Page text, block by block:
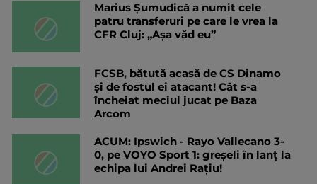
Marius Șumudică a numit cele
patru transferuri pe care le vrea la
CFR Cluj: „Aşa văd eu”
FCSB, bătută acasă de CS Dinamo
și de fostul ei atacant! Cât s-a
încheiat meciul jucat pe Baza
Arcom
ACUM: Ipswich - Rayo Vallecano 3-
0, pe VOYO Sport 1: greșeli în lanț la
echipa lui Andrei Rațiu!